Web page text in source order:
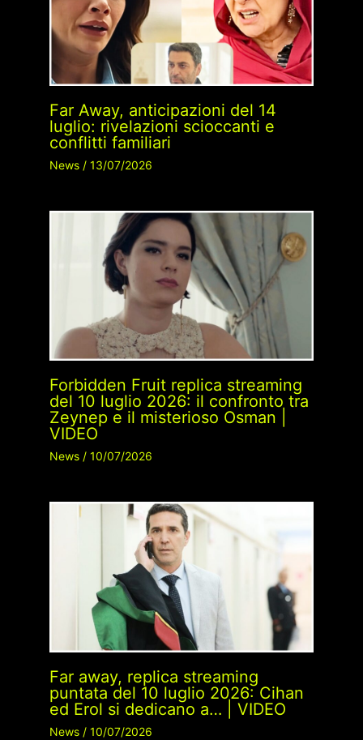
Far Away, anticipazioni del 14
luglio: rivelazioni scioccanti e
conflitti familiari
News/ 13/07/2026
Forbidden Fruit replica streaming
del 10 luglio 2026: il confronto tra
Zeynep e il misterioso Osman |
VIDEO
News/ 10/07/2026
Far away, replica streaming
puntata del 10 luglio 2026: Cihan
ed Erol si dedicano a… | VIDEO
News/ 10/07/2026